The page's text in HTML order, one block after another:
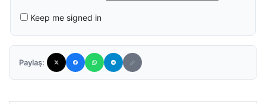
Keep me signed in
Paylaş: